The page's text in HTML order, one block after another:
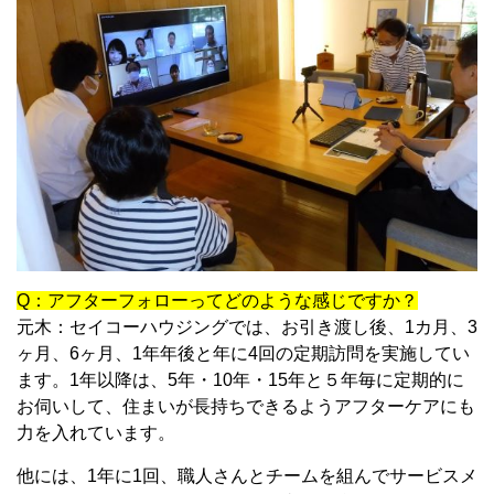
Q：アフターフォローってどのような感じですか？
元木：セイコーハウジングでは、お引き渡し後、1カ月、3
ヶ月、6ヶ月、1年年後と年に4回の定期訪問を実施してい
ます。1年以降は、5年・10年・15年と５年毎に定期的に
お伺いして、住まいが長持ちできるようアフターケアにも
力を入れています。
他には、1年に1回、職人さんとチームを組んでサービスメ